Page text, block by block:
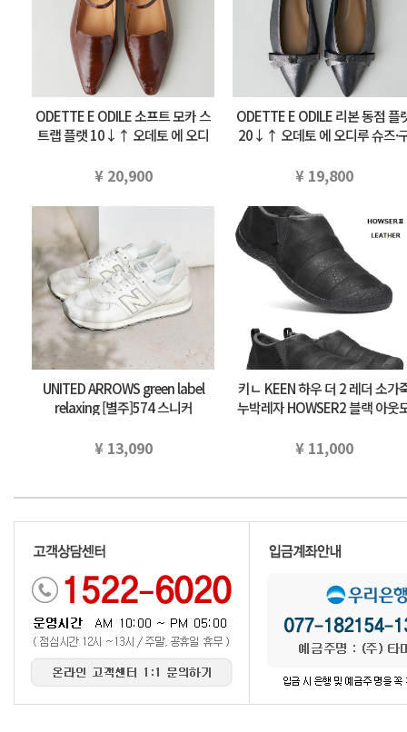
ODETTE E ODILE 소프트 모카 스
트랩 플랫 10↓↑ 오데토 에 오디
¥ 20,900
ODETTE E ODILE 리본 동점 플
20↓↑ 오데토 에 오디루 슈즈·
¥ 19,800
UNITED ARROWS green label
relaxing [별주]574 스니커
구리…
¥ 13,090
키ㄴ KEEN 하우 더 2 레더 소가
누박레자 HOWSER2 블랙 아웃
¥ 11,000